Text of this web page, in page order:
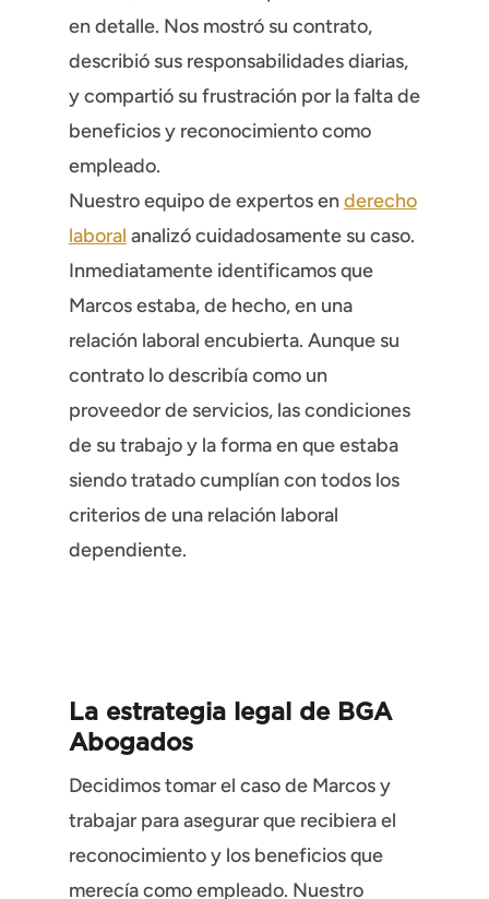
en detalle. Nos mostró su contrato,
describió sus responsabilidades diarias,
y compartió su frustración por la falta de
beneficios y reconocimiento como
empleado.
Nuestro equipo de expertos en derecho
laboral analizó cuidadosamente su caso.
Inmediatamente identificamos que
Marcos estaba, de hecho, en una
relación laboral encubierta. Aunque su
contrato lo describía como un
proveedor de servicios, las condiciones
de su trabajo y la forma en que estaba
siendo tratado cumplían con todos los
criterios de una relación laboral
dependiente.
La estrategia legal de BGA
Abogados
Decidimos tomar el caso de Marcos y
trabajar para asegurar que recibiera el
reconocimiento y los beneficios que
merecía como empleado. Nuestro